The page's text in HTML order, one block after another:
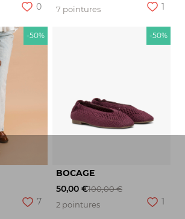
0
7 pointures
1
-50%
7
-50%
BOCAGE
50,00 €100,00 €
2 pointures
1